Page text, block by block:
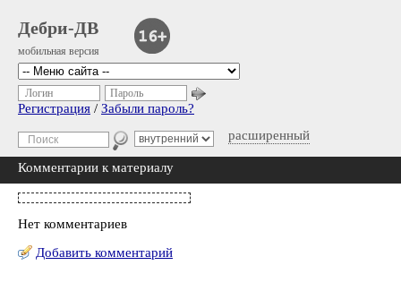
Дебри-ДВ
мобильная версия
расширенный
Логин Пароль
Регистрация / Забыли пароль?
Комментарии к материалу
Нет комментариев
Добавить комментарий